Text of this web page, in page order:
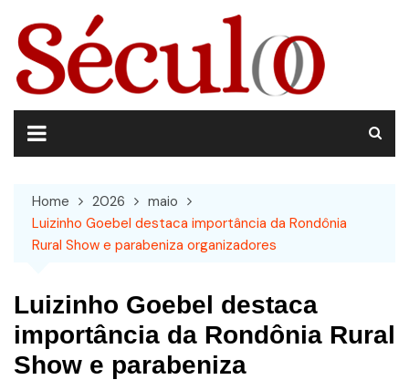
content
Home 2026
maio
Luizinho Goebel destaca importância da Rondônia
Rural Show e parabeniza organizadores
Luizinho Goebel destaca
importância da Rondônia Rural
Show e parabeniza